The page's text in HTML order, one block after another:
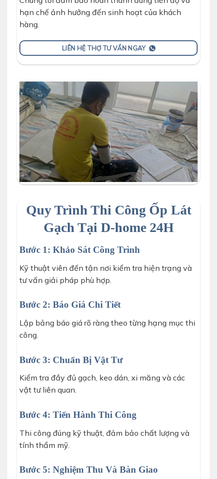
hạn chế ảnh hưởng đến sinh hoạt của khách
hàng.
LIÊN HỆ THỢ TƯ VẤN NGAY
Quy Trình Thi Công Ốp Lát
Gạch Tại D-home 24H
Bước 1: Khảo Sát Công Trình
Kỹ thuật viên đến tận nơi kiểm tra hiện trạng và
tư vấn giải pháp phù hợp.
Bước 2: Báo Giá Chi Tiết
Lập bảng báo giá rõ ràng theo từng hạng mục thi
công.
Bước 3: Chuẩn Bị Vật Tư
Kiểm tra đầy đủ gạch, keo dán, xi măng và các
vật tư liên quan.
Bước 4: Tiến Hành Thi Công
Thi công đúng kỹ thuật, đảm bảo chất lượng và
tính thẩm mỹ.
Bước 5: Nghiệm Thu Và Bàn Giao